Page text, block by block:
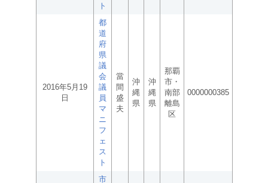
ト
2016年5月19
日
都
道
府
県
議
会
議
員
マ
ニ
フ
ェ
ス
ト
當
間
盛
夫
沖
縄
県
沖
縄
県
那覇
市・
南部
離島
区
0000000385
市